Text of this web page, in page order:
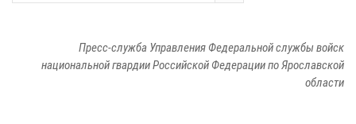
Пресс-служба Управления Федеральной службы войск
национальной гвардии Российской Федерации по Ярославской
области